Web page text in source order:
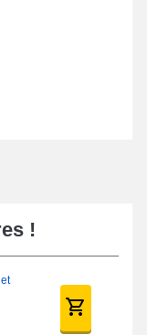
de l'ouverture de
catégorie
!